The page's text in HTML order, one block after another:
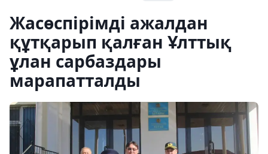
Жасөспірімді ажалдан
құтқарып қалған Ұлттық
ұлан сарбаздары
марапатталды